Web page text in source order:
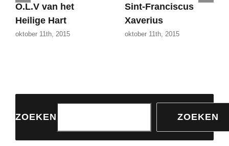
O.L.V van het
Heilige Hart
oktober 11th, 2015
Sint-Franciscus
Xaverius
oktober 11th, 2015
ZOEKEN ZOEKEN